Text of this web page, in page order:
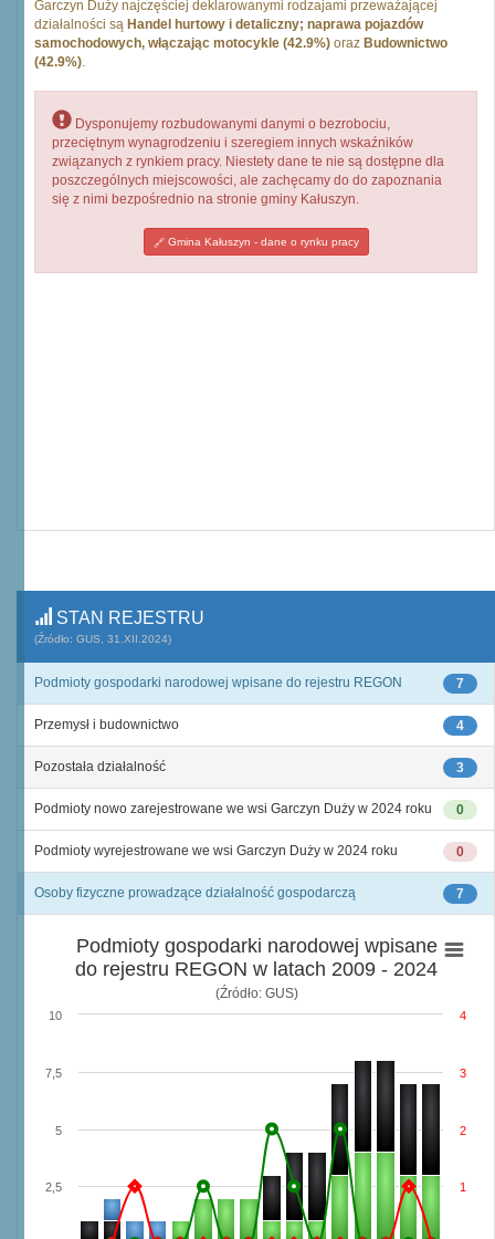
Garczyn Duży najczęściej deklarowanymi rodzajami przeważającej
działalności są Handel hurtowy i detaliczny; naprawa pojazdów
samochodowych, włączając motocykle (42.9%) oraz Budownictwo
(42.9%).
Dysponujemy rozbudowanymi danymi o bezrobociu,
przeciętnym wynagrodzeniu i szeregiem innych wskaźników
związanych z rynkiem pracy. Niestety dane te nie są dostępne dla
poszczególnych miejscowości, ale zachęcamy do do zapoznania
się z nimi bezpośrednio na stronie gminy Kałuszyn.
Gmina Kałuszyn - dane o rynku pracy
STAN REJESTRU
(Źródło: GUS, 31.XII.2024)
7
Podmioty gospodarki narodowej wpisane do rejestru REGON
4
Przemysł i budownictwo
3
Pozostała działalność
0
Podmioty nowo zarejestrowane we wsi Garczyn Duży w 2024 roku
0
Podmioty wyrejestrowane we wsi Garczyn Duży w 2024 roku
7
Osoby fizyczne prowadzące działalność gospodarczą
Podmioty gospodarki narodowej wpisane
do rejestru REGON w latach 2009 - 2024
(Źródło: GUS)
2,5
5
7,5
10
1
2
3
4